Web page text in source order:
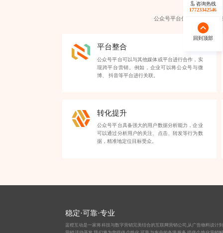
公众号平台优势包括：品牌
平台整合
公众号平台可以与其他媒体或平台进行合作，实
现跨平台营销。例如，企业可以将公众号与微
博、 抖音等平台进行关联。
转化提升
公众号平台具备强大的用户数据分析能力，企业
可以通过分析用户的关注、点击、转发等行为数
据，精准地定位目标受众。
咨询热线
17723342546
回到顶部
咨询热线
17723342546
回到顶部
稳定·可靠·专业
蓝橙互动是一家将科技与数字营销完美结合的互联网营销公司,从 广告物料设计